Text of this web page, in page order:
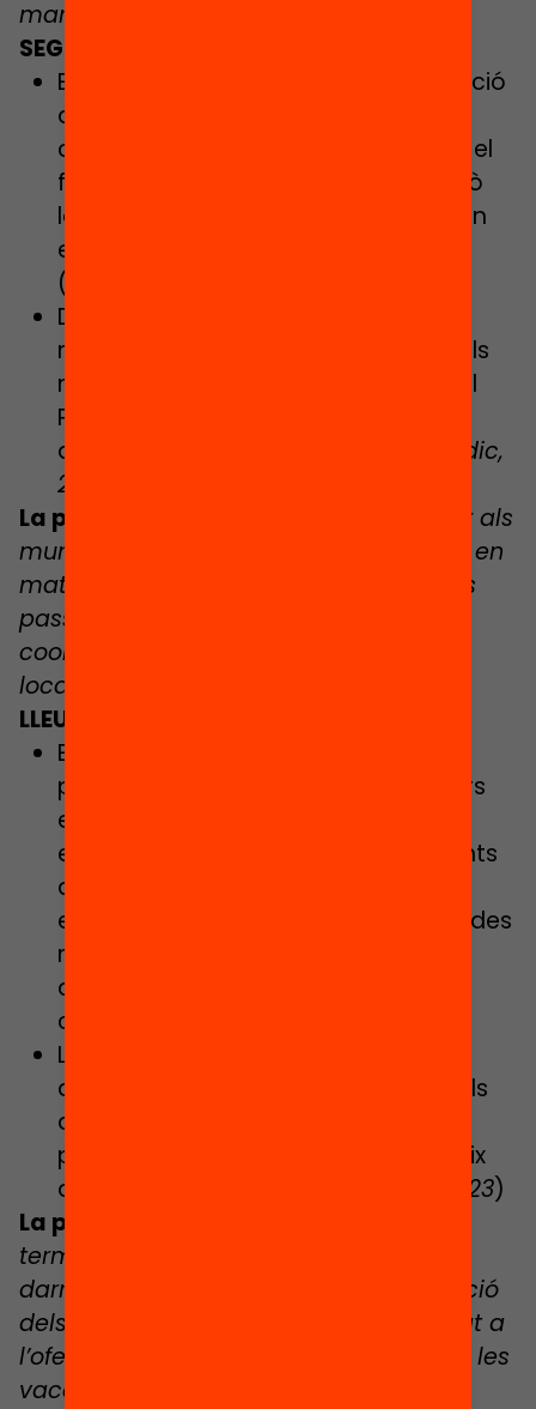
marxa el 2019?
SEGREGACIÓ ESCOLAR
En quatre anys ha pujat l’escolarització
d’alumnat socialment vulnerable als
centres concertats un 103% i també el
finançament addicional un 83%, però
les dilacions en els pagaments posen
en qüestió l’eficàcia de la subvenció
(
Dues terceres parts de municipis de
més de 5.000 habitants han reduït els
nivells de segregació escolar des del
Pacte, però en una tercera part
aquests nivells han augmentat (
Síndic,
2023
La pregunta:
Quina resposta cal donar als
municipis que no estan fent els deures en
matèria de segregació escolar? Quines
passes s’estan fent per millorar la
coordinació entre les administracions
locals i autonòmica?
LLEURE EDUCATIU
El 46% dels infants de 3 a 14 anys no
participen en activitats extraescolars
esportives i el 65,4% no ho fan en
extraescolars no esportives. Els infants
de famílies amb menys capital
educatiu participen quasi cinc vegades
menys a les activitats extraescolars
que els infants de famílies amb més
capital educatiu
L’any 2022, 4 de cada 10 infants van
quedar-se sense activitats d’estiu. Els
de nivell econòmic alt van tenir una
participació del 72% i els de nivell baix
del 41% (
enquesta Educació 360, 2023)
La pregunta:
terme el Govern de la Generalitat els
darrers anys per fomentar la participació
dels infants en situació de vulnerabilitat a
l’oferta de lleure durant el curs i durant les
vacances d’estiu?